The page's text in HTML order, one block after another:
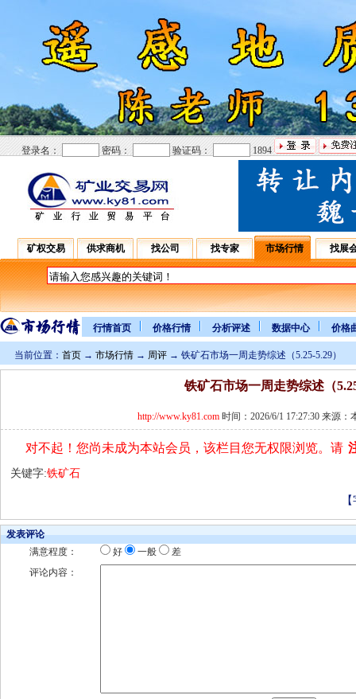
登录名： 密码： 验证码： 1894
矿权交易 供求商机 找公司 找专家 市场行情 找展
行情首页 价格行情 分析评述 数据中心 价格
当前位置： 首页 → 市场行情 → 周评 → 铁矿石市场一周走势综述（5.25-5.29）
铁矿石市场一周走势综述（
http://www.ky81.com时间：2026/6/1 17:27:30 来源：
对不起！您尚未成为本站会员，该栏目您无权限浏览。请
关键字:铁矿石
发表评论
满意程度：
好 一般
差
评论内容：